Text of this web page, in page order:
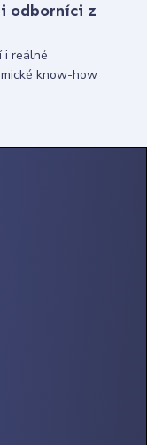
odborníci z
i reálné
know-how